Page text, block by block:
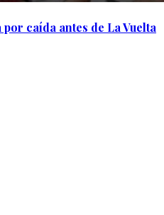
caída antes de La Vuelta